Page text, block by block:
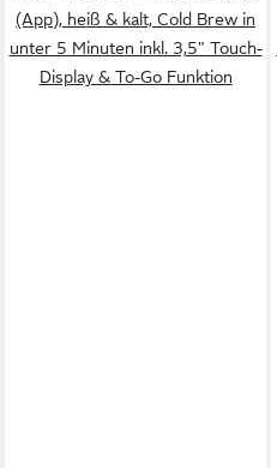
(App), heiß & kalt, Cold Brew in
unter 5 Minuten inkl. 3,5" Touch-
Display & To-Go Funktion